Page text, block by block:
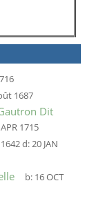
1687
Dit
1715
d:20 JAN
b: 16 OCT